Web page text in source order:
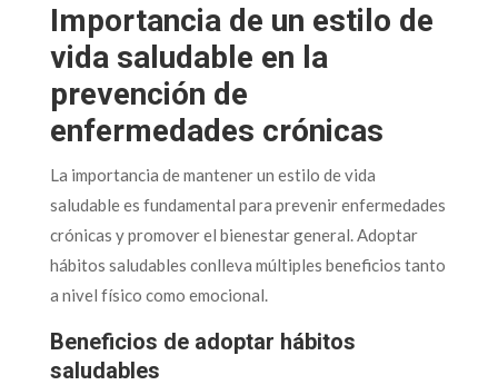
Importancia de un estilo de
vida saludable en la
prevención de
enfermedades crónicas
La importancia de mantener un estilo de vida
saludable es fundamental para prevenir enfermedades
crónicas y promover el bienestar general. Adoptar
hábitos saludables conlleva múltiples beneficios tanto
a nivel físico como emocional.
Beneficios de adoptar hábitos
saludables